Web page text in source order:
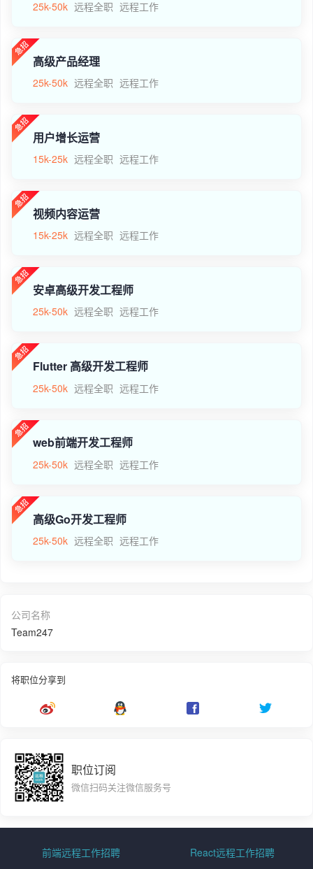
25k-50k 远程全职 远程工作
高级产品经理
25k-50k 远程全职 远程工作
用户增长运营
15k-25k 远程全职 远程工作
视频内容运营
15k-25k 远程全职 远程工作
安卓高级开发工程师
25k-50k 远程全职 远程工作
Flutter 高级开发工程师
25k-50k 远程全职 远程工作
web前端开发工程师
25k-50k 远程全职 远程工作
高级Go开发工程师
25k-50k 远程全职 远程工作
公司名称
Team247
将职位分享到
职位订阅
微信扫码关注微信服务号
前端远程工作招聘 React远程工作招聘